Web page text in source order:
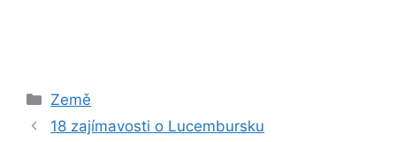
Rubriky
Země
18 zajímavosti o Lucembursku